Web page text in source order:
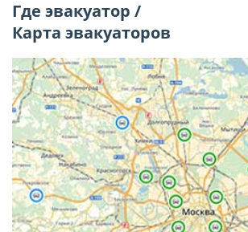
Где эвакуатор /
Карта эвакуаторов